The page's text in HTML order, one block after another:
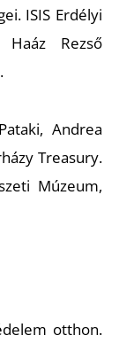
ISIS Erdélyi
Haáz Rezső
Andrea
Treasury.
Múzeum,
otthon.